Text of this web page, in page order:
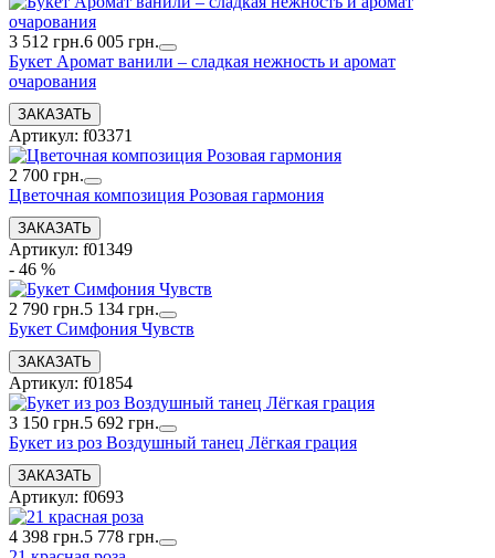
3 512 грн.6 005 грн.
Букет Аромат ванили – сладкая нежность и аромат
очарования
Артикул: f03371
2 700 грн.
Цветочная композиция Розовая гармония
Артикул: f01349
- 46 %
2 790 грн.5 134 грн.
Букет Симфония Чувств
Артикул: f01854
3 150 грн.5 692 грн.
Букет из роз Воздушный танец Лёгкая грация
Артикул: f0693
4 398 грн.5 778 грн.